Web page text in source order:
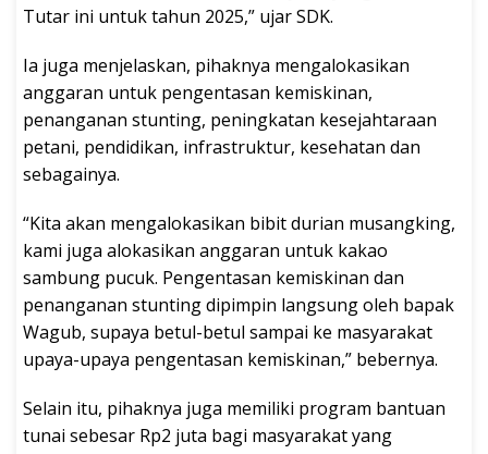
Tutar ini untuk tahun 2025,” ujar SDK.
Ia juga menjelaskan, pihaknya mengalokasikan
anggaran untuk pengentasan kemiskinan,
penanganan stunting, peningkatan kesejahtaraan
petani, pendidikan, infrastruktur, kesehatan dan
sebagainya.
“Kita akan mengalokasikan bibit durian musangking,
kami juga alokasikan anggaran untuk kakao
sambung pucuk. Pengentasan kemiskinan dan
penanganan stunting dipimpin langsung oleh bapak
Wagub, supaya betul-betul sampai ke masyarakat
upaya-upaya pengentasan kemiskinan,” bebernya.
Selain itu, pihaknya juga memiliki program bantuan
tunai sebesar Rp2 juta bagi masyarakat yang